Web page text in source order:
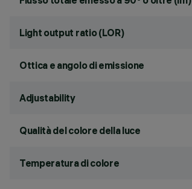
Light output ratio (LOR)
Ottica e angolo di emissione
Adjustability
Qualità del colore della luce
Temperatura di colore